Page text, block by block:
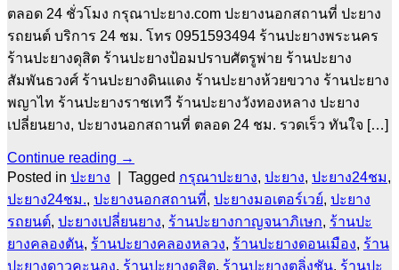
ตลอด 24 ชั่วโมง กรุณาปะยาง.com ปะยางนอกสถานที่ ปะยาง
รถยนต์ บริการ 24 ชม. โทร 0951593494 ร้านปะยางพระนคร
ร้านปะยางดุสิต ร้านปะยางป้อมปราบศัตรูพ่าย ร้านปะยาง
สัมพันธวงศ์ ร้านปะยางดินแดง ร้านปะยางห้วยขวาง ร้านปะยาง
พญาไท ร้านปะยางราชเทวี ร้านปะยางวังทองหลาง ปะยาง
เปลี่ยนยาง, ปะยางนอกสถานที่ ตลอด 24 ชม. รวดเร็ว ทันใจ […]
Continue reading →
Posted in ปะยาง Tagged กรุณาปะยาง, ปะยาง, ปะยาง24ชม,
ปะยาง24ชม., ปะยางนอกสถานที่, ปะยางมอเตอร์เวย์, ปะยาง
รถยนต์, ปะยางเปลี่ยนยาง, ร้านปะยางกาญจนาภิเษก, ร้านปะ
ยางคลองตัน, ร้านปะยางคลองหลวง, ร้านปะยางดอนเมือง, ร้าน
ปะยางดาวคะนอง, ร้านปะยางดุสิต, ร้านปะยางตลิ่งชัน, ร้านปะ